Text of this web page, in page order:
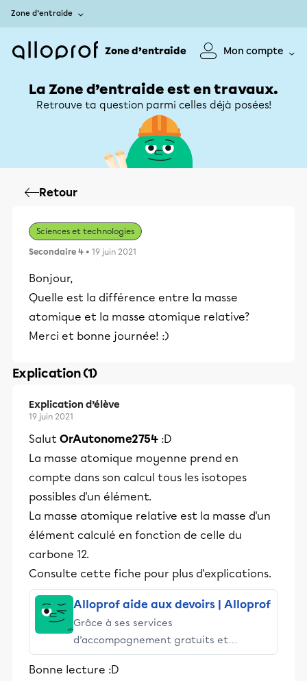
Zone d’entraide
Zone d’entraide Mon compte
La Zone d’entraide est en travaux.
Retrouve ta question parmi celles déjà posées!
Retour
Sciences et technologies
Secondaire 4 • 19 juin 2021
Bonjour,
Quelle est la différence entre la masse
atomique et la masse atomique relative?
Merci et bonne journée! :)
Explication (1)
Explication d’élève
19 juin 2021
Salut OrAutonome2754 :D
La masse atomique moyenne prend en
compte dans son calcul tous les isotopes
possibles d'un élément.
La masse atomique relative est la masse d'un
élément calculé en fonction de celle du
carbone 12.
Consulte cette fiche pour plus d'explications.
Alloprof aide aux devoirs | Alloprof
Grâce à ses services
d’accompagnement gratuits et
stimulants, Alloprof engage les élèves
et leurs parents dans la réussite
Bonne lecture :D